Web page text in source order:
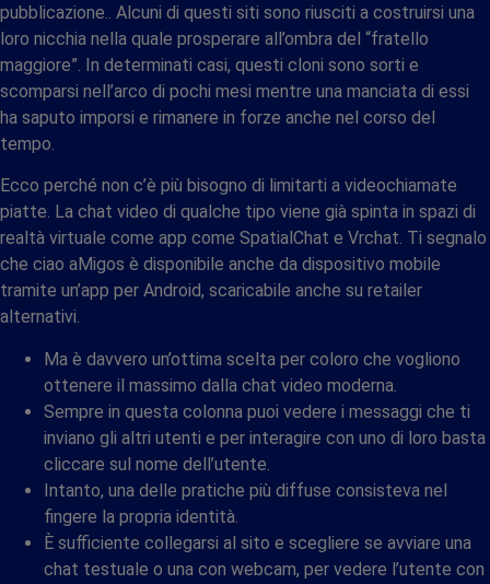
pubblicazione.. Alcuni di questi siti sono riusciti a costruirsi una
loro nicchia nella quale prosperare all’ombra del “fratello
maggiore”. In determinati casi, questi cloni sono sorti e
scomparsi nell’arco di pochi mesi mentre una manciata di essi
ha saputo imporsi e rimanere in forze anche nel corso del
tempo.
Ecco perché non c’è più bisogno di limitarti a videochiamate
piatte. La chat video di qualche tipo viene già spinta in spazi di
realtà virtuale come app come SpatialChat e Vrchat. Ti segnalo
che ciao aMigos è disponibile anche da dispositivo mobile
tramite un’app per Android, scaricabile anche su retailer
alternativi.
Ma è davvero un’ottima scelta per coloro che vogliono
ottenere il massimo dalla chat video moderna.
Sempre in questa colonna puoi vedere i messaggi che ti
inviano gli altri utenti e per interagire con uno di loro basta
cliccare sul nome dell’utente.
Intanto, una delle pratiche più diffuse consisteva nel
fingere la propria identità.
È sufficiente collegarsi al sito e scegliere se avviare una
chat testuale o una con webcam, per vedere l’utente con